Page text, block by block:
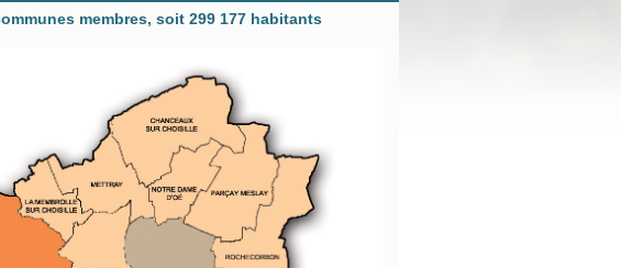
membres, soit 299 177 habitants